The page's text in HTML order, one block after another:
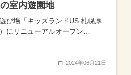
室内遊園地
び場「キッズランドUS 札幌厚
にリニューアルオープン…
2024年06月21日